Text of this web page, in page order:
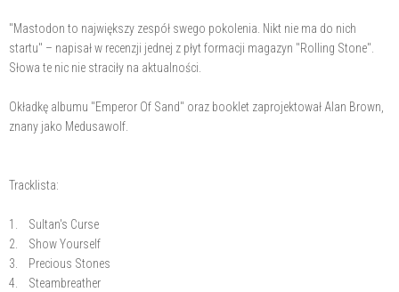
"Mastodon to największy zespół swego pokolenia. Nikt nie ma do nich
startu" – napisał w recenzji jednej z płyt formacji magazyn "Rolling Stone".
Słowa te nic nie straciły na aktualności.
Okładkę albumu "Emperor Of Sand" oraz booklet zaprojektował Alan Brown,
znany jako Medusawolf.
Tracklista:
1. Sultan's Curse
2. Show Yourself
3. Precious Stones
4. Steambreather